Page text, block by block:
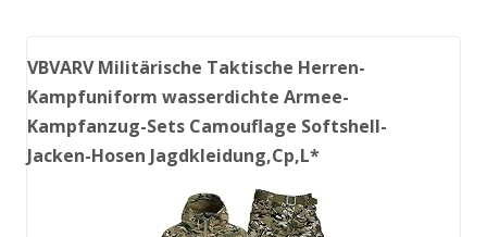
VBVARV Militärische Taktische Herren-
Kampfuniform wasserdichte Armee-
Kampfanzug-Sets Camouflage Softshell-
Jacken-Hosen Jagdkleidung,Cp,L*